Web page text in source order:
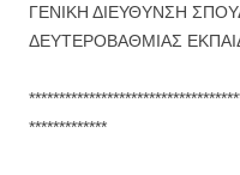
ΓΕΝΙΚΗ ΔΙΕΥΘΥΝΣΗ
ΔΕΥΤΕΡΟΒΑΘΜΙΑΣ
*************